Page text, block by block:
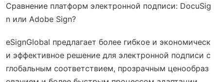
Сравнение платформ электронной подписи: DocuSig
n или Adobe Sign?
eSignGlobal предлагает более гибкое и экономическ
и эффективное решение для электронной подписи с
глобальным соответствием, прозрачным ценообраз